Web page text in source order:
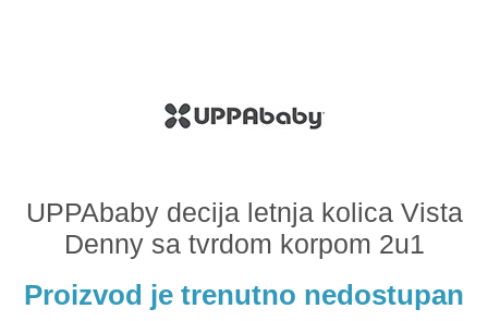
UPPAbaby decija letnja kolica Vista
Denny sa tvrdom korpom 2u1
Proizvod je trenutno nedostupan